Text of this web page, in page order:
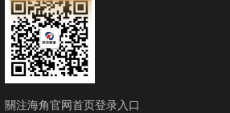
關注海角官网首页登录入口